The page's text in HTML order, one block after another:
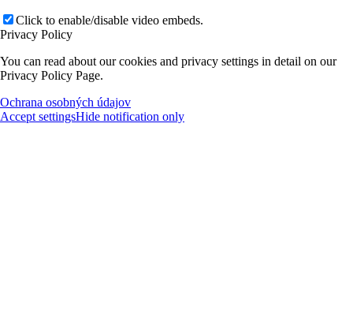
Click to enable/disable video embeds.
Privacy Policy
You can read about our cookies and privacy settings in detail on our
Privacy Policy Page.
Ochrana osobných údajov
Accept settingsHide notification only